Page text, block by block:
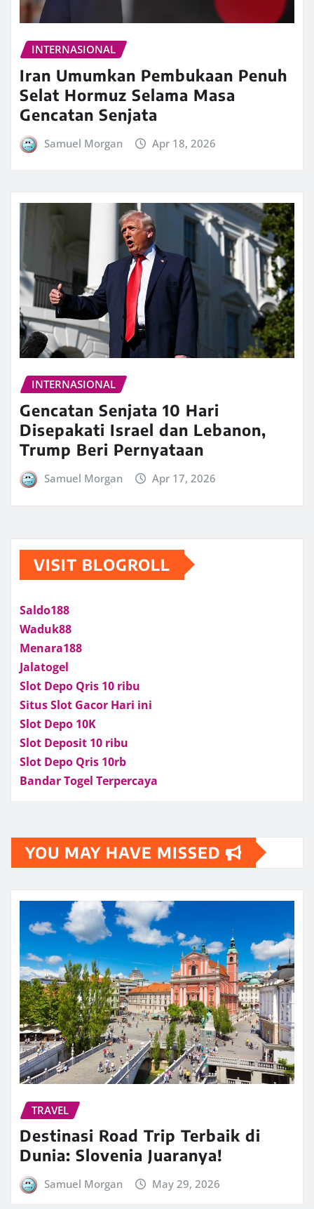
INTERNASIONAL
Iran Umumkan Pembukaan Penuh
Selat Hormuz Selama Masa
Gencatan Senjata
Samuel Morgan Apr 18, 2026
INTERNASIONAL
Gencatan Senjata 10 Hari
Disepakati Israel dan Lebanon,
Trump Beri Pernyataan
Samuel Morgan Apr 17, 2026
VISIT BLOGROLL
Saldo188
Waduk88
Menara188
Jalatogel
Slot Depo Qris 10 ribu
Situs Slot Gacor Hari ini
Slot Depo 10K
Slot Deposit 10 ribu
Slot Depo Qris 10rb
Bandar Togel Terpercaya
YOU MAY HAVE MISSED
TRAVEL
Destinasi Road Trip Terbaik di
Dunia: Slovenia Juaranya!
Samuel Morgan May 29, 2026